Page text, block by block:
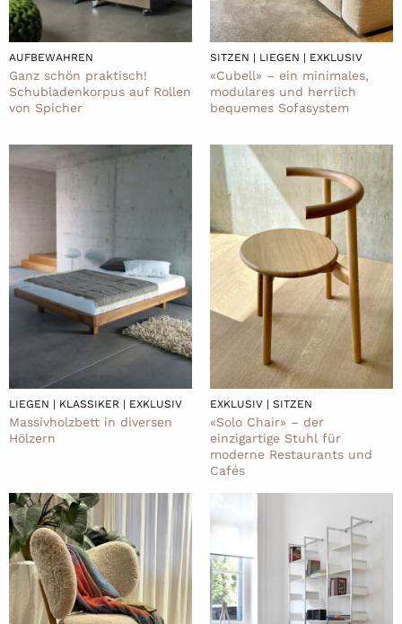
AUFBEWAHREN
Ganz schön praktisch!
Schubladenkorpus auf Rollen
von Spicher
SITZEN | LIEGEN | EXKLUSIV
«Cubell» – ein minimales,
modulares und herrlich
bequemes Sofasystem
LIEGEN | KLASSIKER | EXKLUSIV
Massivholzbett in diversen
Hölzern
EXKLUSIV | SITZEN
«Solo Chair» – der
einzigartige Stuhl für
moderne Restaurants und
Cafés